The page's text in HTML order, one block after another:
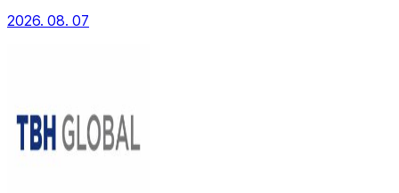
2026. 08. 07